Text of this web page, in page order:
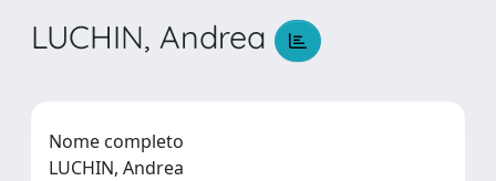
LUCHIN, Andrea
Nome completo
LUCHIN, Andrea